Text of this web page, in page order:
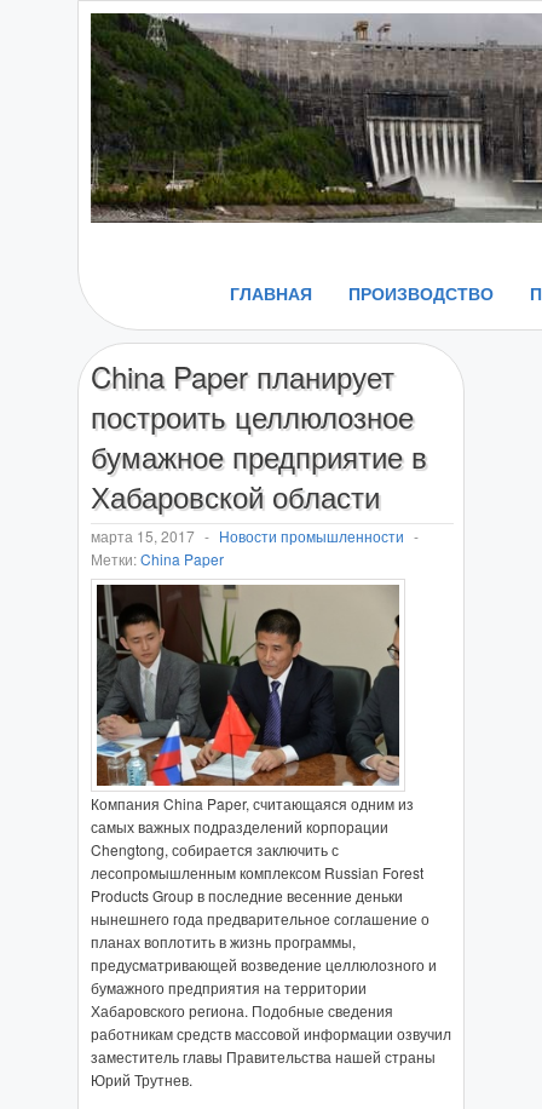
ГЛАВНАЯ ПРОИЗВОДСТВО
China Paper планирует
построить целлюлозное
бумажное предприятие в
Хабаровской области
марта 15, 2017 - Новости промышленности -
Метки:China Paper
Компания China Paper, считающаяся одним из
самых важных подразделений корпорации
Chengtong, собирается заключить с
лесопромышленным комплексом Russian Forest
Products Group в последние весенние деньки
нынешнего года предварительное соглашение о
планах воплотить в жизнь программы,
предусматривающей возведение целлюлозного и
бумажного предприятия на территории
Хабаровского региона. Подобные сведения
работникам средств массовой информации озвучил
заместитель главы Правительства нашей страны
Юрий Трутнев.